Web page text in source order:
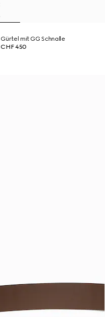
Gürtel mit GG Schnalle
CHF 450